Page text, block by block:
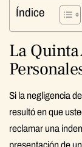
Índice
La
Si la negligencia
resultó en que
reclamar una
presentación de